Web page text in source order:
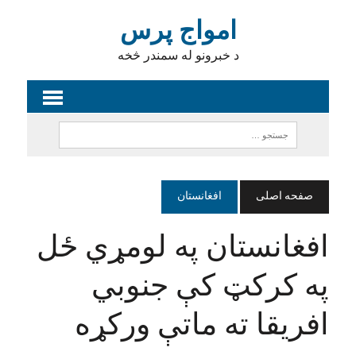
امواج پرس
د خبرونو له سمندر څخه
صفحه اصلی افغانستان
افغانستان په لومړي ځل
په کرکټ کې جنوبي
افریقا ته ماتې ورکړه